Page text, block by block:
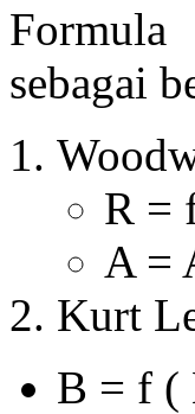
sebagai
R =
A =
Kurt
B = f (